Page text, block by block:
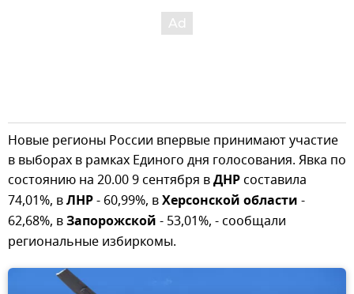
Новые регионы России впервые принимают участие
в выборах в рамках Единого дня голосования. Явка по
состоянию на 20.00 9 сентября вДНР составила
74,01%, вЛНР- 60,99%, вХерсонской области -
62,68%, вЗапорожской - 53,01%, - сообщали
региональные избиркомы.